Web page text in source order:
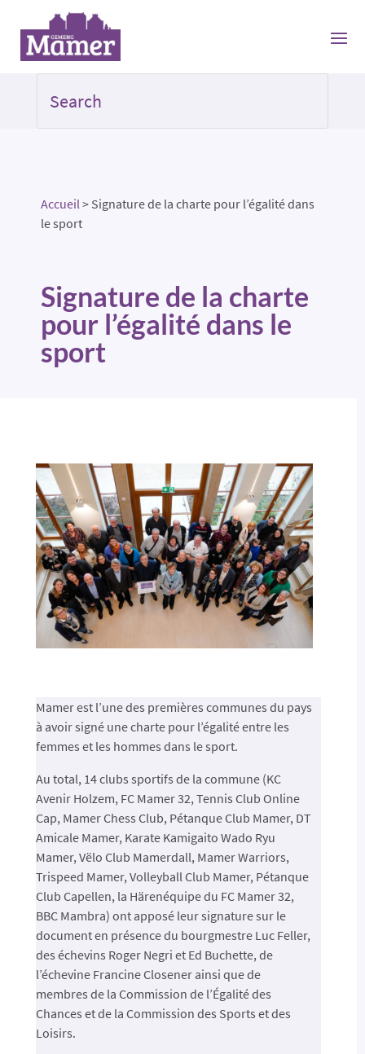
Accueil> Signature de la charte pour l’égalité dans
le sport
Signature de la charte
pour l’égalité dans le
sport
Mamer est l’une des premières communes du pays
à avoir signé une charte pour l’égalité entre les
femmes et les hommes dans le sport.
Au total, 14 clubs sportifs de la commune (KC
Avenir Holzem, FC Mamer 32, Tennis Club Online
Cap, Mamer Chess Club, Pétanque Club Mamer, DT
Amicale Mamer, Karate Kamigaito Wado Ryu
Mamer, Vëlo Club Mamerdall, Mamer Warriors,
Trispeed Mamer, Volleyball Club Mamer, Pétanque
Club Capellen, la Härenéquipe du FC Mamer 32,
BBC Mambra) ont apposé leur signature sur le
document en présence du bourgmestre Luc Feller,
des échevins Roger Negri et Ed Buchette, de
l’échevine Francine Closener ainsi que de
membres de la Commission de l’Égalité des
Chances et de la Commission des Sports et des
Loisirs.